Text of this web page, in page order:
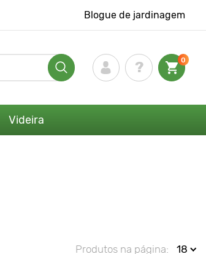
Blogue de jardinagem
0
Videira
Produtos na página: 18